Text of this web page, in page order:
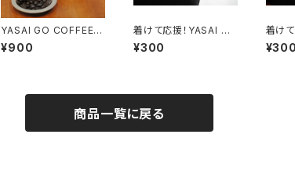
YASAI GO COFFEE
（中深煎り）
¥900
着けて応援！YASAI GO
バッヂ（ブラック）
¥300
着け
バッヂ
商品一覧に戻る